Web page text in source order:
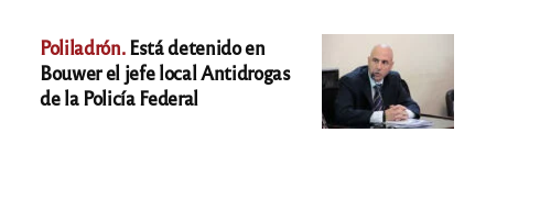
Poliladrón.Está detenido en
Bouwer el jefe local Antidrogas
de la Policía Federal